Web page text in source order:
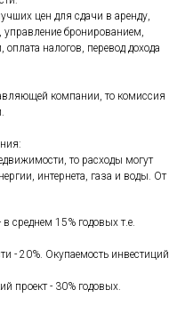
цен для сдачи в аренду,
управление бронированием,
налогов, перевод дохода
компании, то комиссия
то расходы могут
интернета, газа и воды. От
среднем 15% годовых т.е.
- 20%. Окупаемость инвестиций
проект - 30% годовых.